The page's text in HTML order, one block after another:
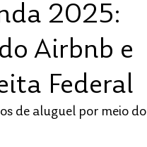
2025:
Airbnb e
Federal
de aluguel por meio do